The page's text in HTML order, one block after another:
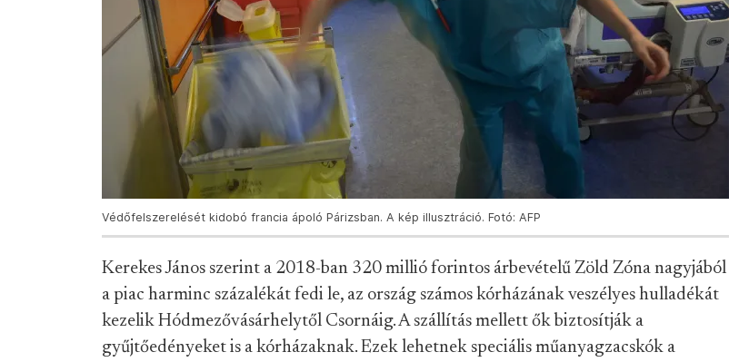
Védőfelszerelését kidobó francia ápoló Párizsban. A kép illusztráció. Fotó: AFP
Kerekes János szerint a 2018-ban 320 millió forintos árbevételű Zöld Zóna nagyjából
a piac harminc százalékát fedi le, az ország számos kórházának veszélyes hulladékát
kezelik Hódmezővásárhelytől Csornáig. A szállítás mellett ők biztosítják a
gyűjtőedényeket is a kórházaknak. Ezek lehetnek speciális műanyagzacskók a